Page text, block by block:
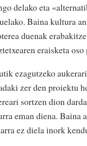
delako eta
Baina kultura
duenak
eraisketa oso
ezagutzeko
zer den proiektu
sortzen dion
eman diena.
ez diela inork